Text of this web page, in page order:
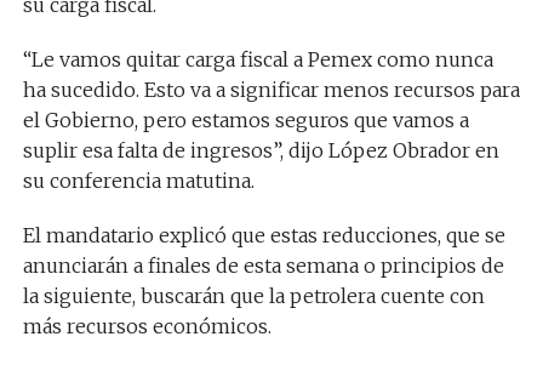
su carga fiscal.
“Le vamos quitar carga fiscal a Pemex como nunca
ha sucedido. Esto va a significar menos recursos para
el Gobierno, pero estamos seguros que vamos a
suplir esa falta de ingresos”, dijo López Obrador en
su conferencia matutina.
El mandatario explicó que estas reducciones, que se
anunciarán a finales de esta semana o principios de
la siguiente, buscarán que la petrolera cuente con
más recursos económicos.